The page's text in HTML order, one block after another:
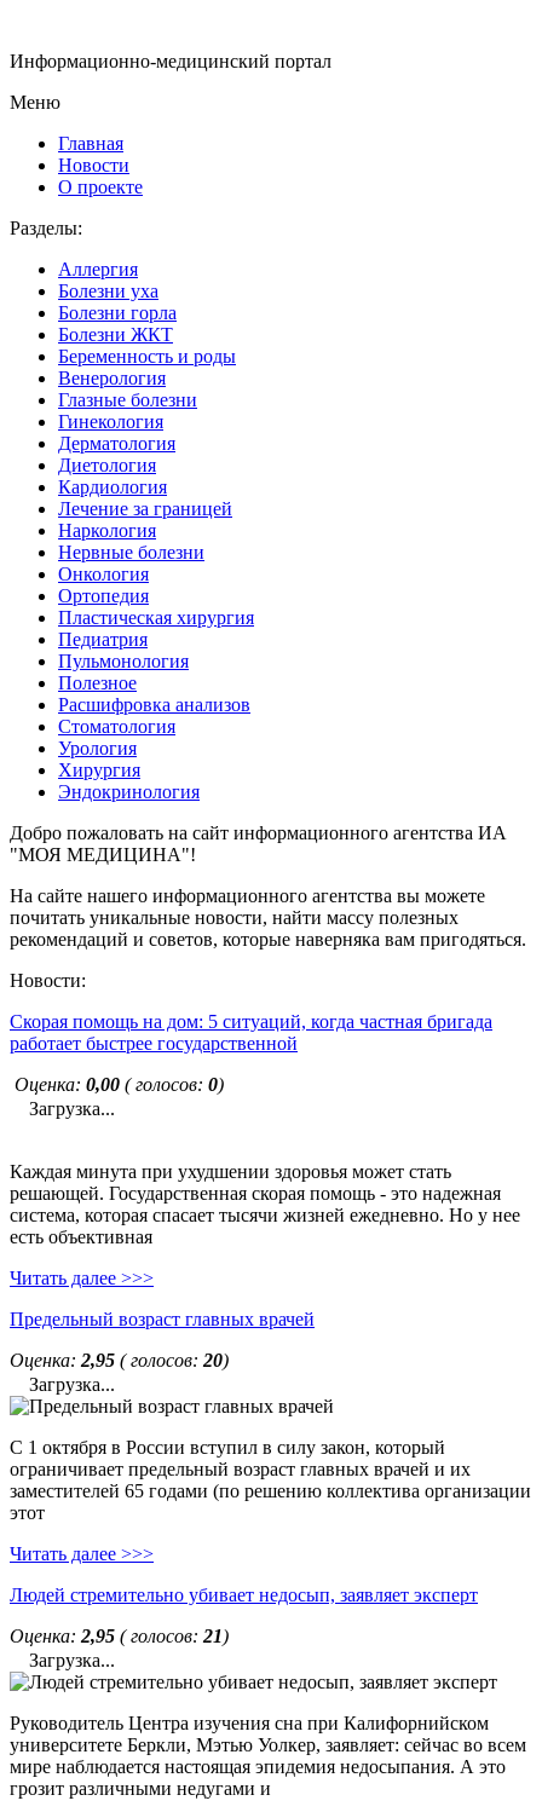
Информационно-медицинский портал
Меню
Главная
Новости
О проекте
Разделы:
Аллергия
Болезни уха
Болезни горла
Болезни ЖКТ
Беременность и роды
Венерология
Глазные болезни
Гинекология
Дерматология
Диетология
Кардиология
Лечение за границей
Наркология
Нервные болезни
Онкология
Ортопедия
Пластическая хирургия
Педиатрия
Пульмонология
Полезное
Расшифровка анализов
Стоматология
Урология
Хирургия
Эндокринология
Добро пожаловать на сайт информационного агентства ИА
"МОЯ МЕДИЦИНА"!
На сайте нашего информационного агентства вы можете
почитать уникальные новости, найти массу полезных
рекомендаций и советов, которые наверняка вам пригодяться.
Новости:
Скорая помощь на дом: 5 ситуаций, когда частная бригада
работает быстрее государственной
Оценка: 0,00 ( голосов: 0)
Загрузка...
Каждая минута при ухудшении здоровья может стать
решающей. Государственная скорая помощь - это надежная
система, которая спасает тысячи жизней ежедневно. Но у нее
есть объективная
Читать далее >>>
Предельный возраст главных врачей
Оценка: 2,95 ( голосов: 20)
Загрузка...
С 1 октября в России вступил в силу закон, который
ограничивает предельный возраст главных врачей и их
заместителей 65 годами (по решению коллектива организации
этот
Читать далее >>>
Людей стремительно убивает недосып, заявляет эксперт
Оценка: 2,95 ( голосов: 21)
Загрузка...
Руководитель Центра изучения сна при Калифорнийском
университете Беркли, Мэтью Уолкер, заявляет: сейчас во всем
мире наблюдается настоящая эпидемия недосыпания. А это
грозит различными недугами и